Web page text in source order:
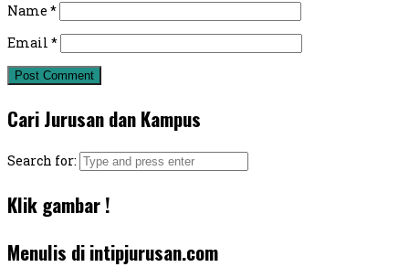
Name *
Email *
Cari Jurusan dan Kampus
Search for:
Klik gambar !
Menulis di intipjurusan.com